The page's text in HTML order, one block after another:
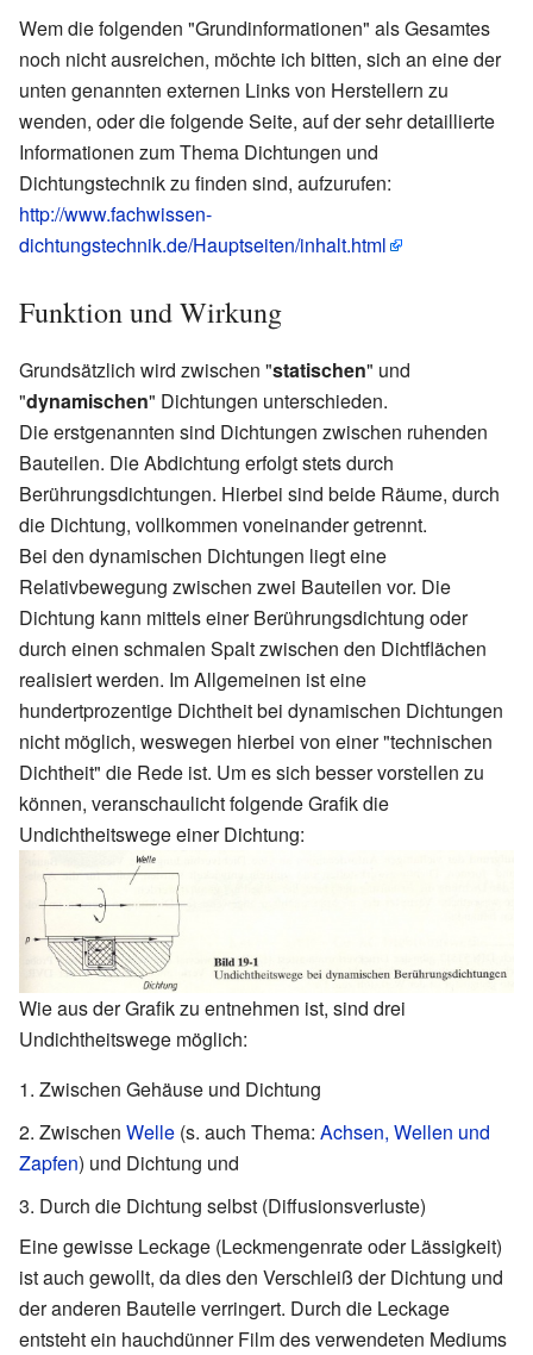
Wem die folgenden "Grundinformationen" als Gesamtes
noch nicht ausreichen, möchte ich bitten, sich an eine der
unten genannten externen Links von Herstellern zu
wenden, oder die folgende Seite, auf der sehr detaillierte
Informationen zum Thema Dichtungen und
Dichtungstechnik zu finden sind, aufzurufen:
http://www.fachwissen-
dichtungstechnik.de/Hauptseiten/inhalt.html
Funktion und Wirkung
Grundsätzlich wird zwischen "statischen" und
"dynamischen" Dichtungen unterschieden.
Die erstgenannten sind Dichtungen zwischen ruhenden
Bauteilen. Die Abdichtung erfolgt stets durch
Berührungsdichtungen. Hierbei sind beide Räume, durch
die Dichtung, vollkommen voneinander getrennt.
Bei den dynamischen Dichtungen liegt eine
Relativbewegung zwischen zwei Bauteilen vor. Die
Dichtung kann mittels einer Berührungsdichtung oder
durch einen schmalen Spalt zwischen den Dichtflächen
realisiert werden. Im Allgemeinen ist eine
hundertprozentige Dichtheit bei dynamischen Dichtungen
nicht möglich, weswegen hierbei von einer "technischen
Dichtheit" die Rede ist. Um es sich besser vorstellen zu
können, veranschaulicht folgende Grafik die
Undichtheitswege einer Dichtung:
Wie aus der Grafik zu entnehmen ist, sind drei
Undichtheitswege möglich:
Zwischen Gehäuse und Dichtung
Zwischen Welle (s. auch Thema: Achsen, Wellen und
Zapfen) und Dichtung und
Durch die Dichtung selbst (Diffusionsverluste)
Eine gewisse Leckage (Leckmengenrate oder Lässigkeit)
ist auch gewollt, da dies den Verschleiß der Dichtung und
der anderen Bauteile verringert. Durch die Leckage
entsteht ein hauchdünner Film des verwendeten Mediums